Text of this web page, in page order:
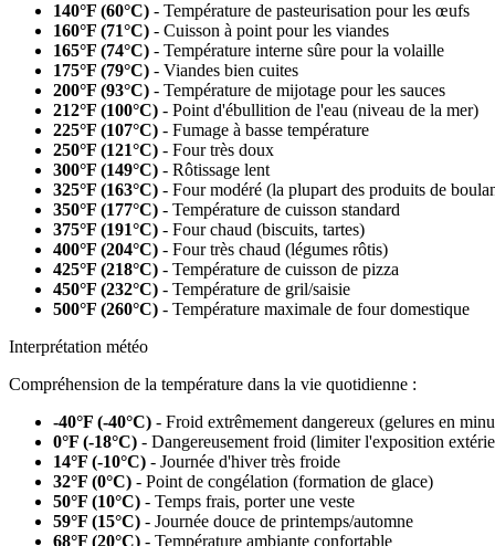
140°F (60°C) - Température de pasteurisation pour les œufs
160°F (71°C) - Cuisson à point pour les viandes
165°F (74°C) - Température interne sûre pour la volaille
175°F (79°C) - Viandes bien cuites
200°F (93°C) - Température de mijotage pour les sauces
212°F (100°C) - Point d'ébullition de l'eau (niveau de la mer)
225°F (107°C) - Fumage à basse température
250°F (121°C) - Four très doux
300°F (149°C) - Rôtissage lent
325°F (163°C) - Four modéré (la plupart des produits de
350°F (177°C) - Température de cuisson standard
375°F (191°C) - Four chaud (biscuits, tartes)
400°F (204°C) - Four très chaud (légumes rôtis)
425°F (218°C) - Température de cuisson de pizza
450°F (232°C) - Température de gril/saisie
500°F (260°C) - Température maximale de four domestique
Interprétation météo
Compréhension de la température dans la vie quotidienne :
-40°F (-40°C) - Froid extrêmement dangereux (gelures en
0°F (-18°C) - Dangereusement froid (limiter l'exposition
14°F (-10°C) - Journée d'hiver très froide
32°F (0°C) - Point de congélation (formation de glace)
50°F (10°C) - Temps frais, porter une veste
59°F (15°C) - Journée douce de printemps/automne
68°F (20°C) - Température ambiante confortable